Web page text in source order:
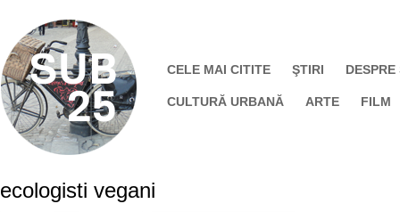
CELE MAI CITITE ŞTIRI DESPRE
CULTURĂ URBANĂ ARTE FILM
ecologisti vegani